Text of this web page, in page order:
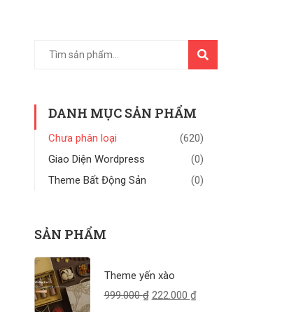
TÌM
KIẾM
DANH MỤC SẢN PHẨM
Chưa phân loại
(620)
Giao Diện Wordpress
(0)
Theme Bất Động Sản
(0)
SẢN PHẨM
Theme yến xào
999.000₫ 222.000 ₫